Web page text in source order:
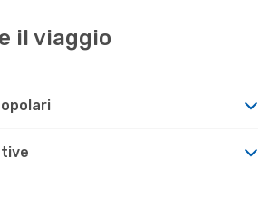
il viaggio